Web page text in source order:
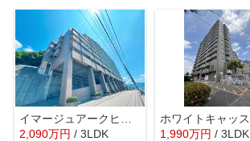
2,090万円 / 3LDK
1,990万円 / 3LDK